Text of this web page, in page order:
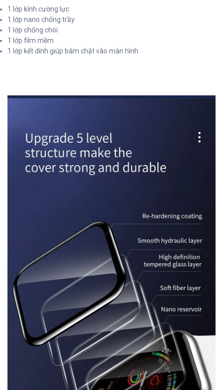
1 lớp kính cường lực
1 lớp nano chống trầy
1 lớp chống chói
1 lớp film mềm
1 lớp kết dính giúp bám chặt vào màn hình